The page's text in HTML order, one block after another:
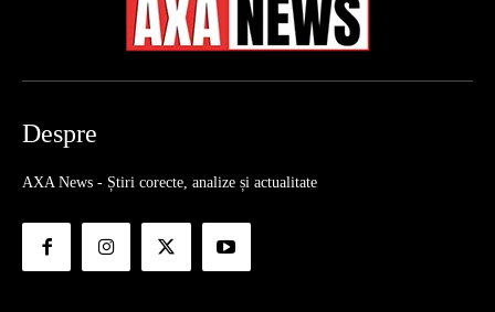
Despre
AXA News - Știri corecte, analize și actualitate